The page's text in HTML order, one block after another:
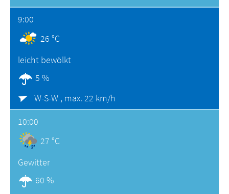
9:00
26 °C
leicht bewölkt
5 %
W-S-W , max. 22 km/h
10:00
27 °C
Gewitter
60 %